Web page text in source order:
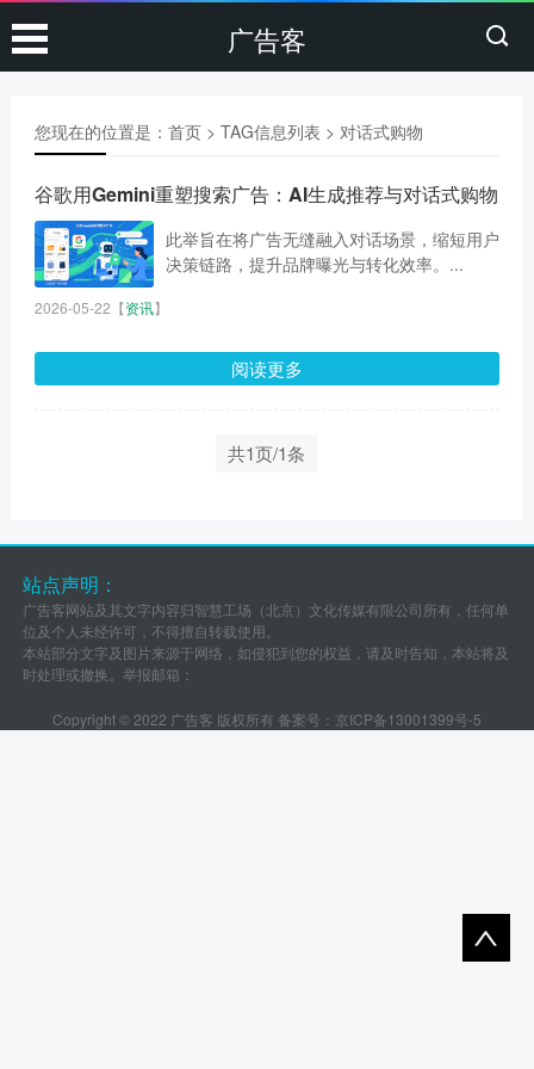
广告客
您现在的位置是： 首页> TAG信息列表 > 对话式购物
谷歌用Gemini重塑搜索广告：AI生成推荐与对话式购物
此举旨在将广告无缝融入对话场景，缩短用户
决策链路，提升品牌曝光与转化效率。...
2026-05-22 【资讯】
阅读更多
共1页/1条
站点声明：
广告客网站及其文字内容归智慧工场（北京）文化传媒有限公司所有，任何单
位及个人未经许可，不得擅自转载使用。
本站部分文字及图片来源于网络，如侵犯到您的权益，请及时告知，本站将及
时处理或撤换。举报邮箱：
Copyright © 2022 广告客 版权所有 备案号： 京ICP备13001399号-5